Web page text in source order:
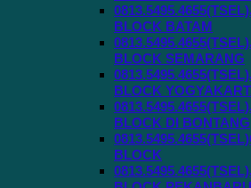
BLOCK BATAM
BLOCK SEMARANG
BLOCK
BLOCK DI BONTANG
BLOCK